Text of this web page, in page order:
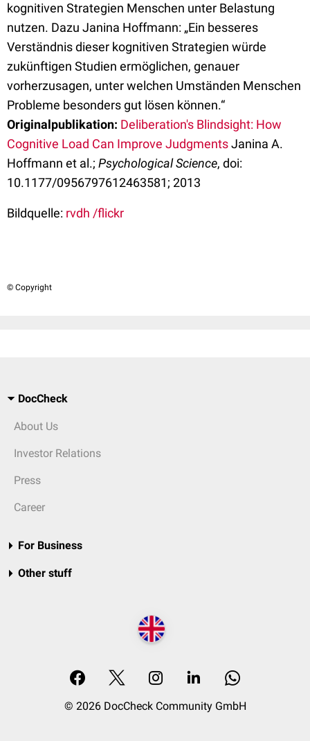
kognitiven Strategien Menschen unter Belastung
nutzen. Dazu Janina Hoffmann: „Ein besseres
Verständnis dieser kognitiven Strategien würde
zukünftigen Studien ermöglichen, genauer
vorherzusagen, unter welchen Umständen Menschen
Probleme besonders gut lösen können.“
Originalpublikation: Deliberation's Blindsight: How
Cognitive Load Can Improve JudgmentsJanina A.
Hoffmann et al.; Psychological Science, doi:
10.1177/0956797612463581; 2013
Bildquelle: rvdh /flickr
© Copyright
DocCheck
About Us
Investor Relations
Press
Career
For Business
Other stuff
© 2026 DocCheck Community GmbH